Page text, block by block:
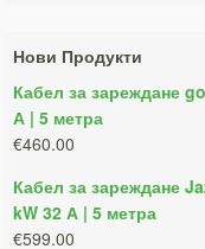
Нови Продукти
Кабел за зареждане
А | 5 метра
€460.00
Кабел за зареждане
kW 32 А | 5 метра
€599.00